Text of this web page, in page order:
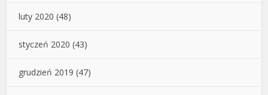
luty 2020 (48)
styczeń 2020 (43)
grudzień 2019 (47)